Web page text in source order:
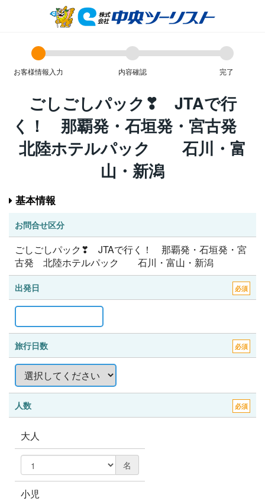
お客様情報入力 内容確認 完了
ごしごしパック❣ JTAで行
く！ 那覇発・石垣発・宮古発
北陸ホテルパック 石川・富
山・新潟
基本情報
お問合せ区分
ごしごしパック❣ JTAで行く！ 那覇発・石垣発・宮
古発 北陸ホテルパック 石川・富山・新潟
出発日 必須
旅行日数 必須
人数 必須
大人
名
小児